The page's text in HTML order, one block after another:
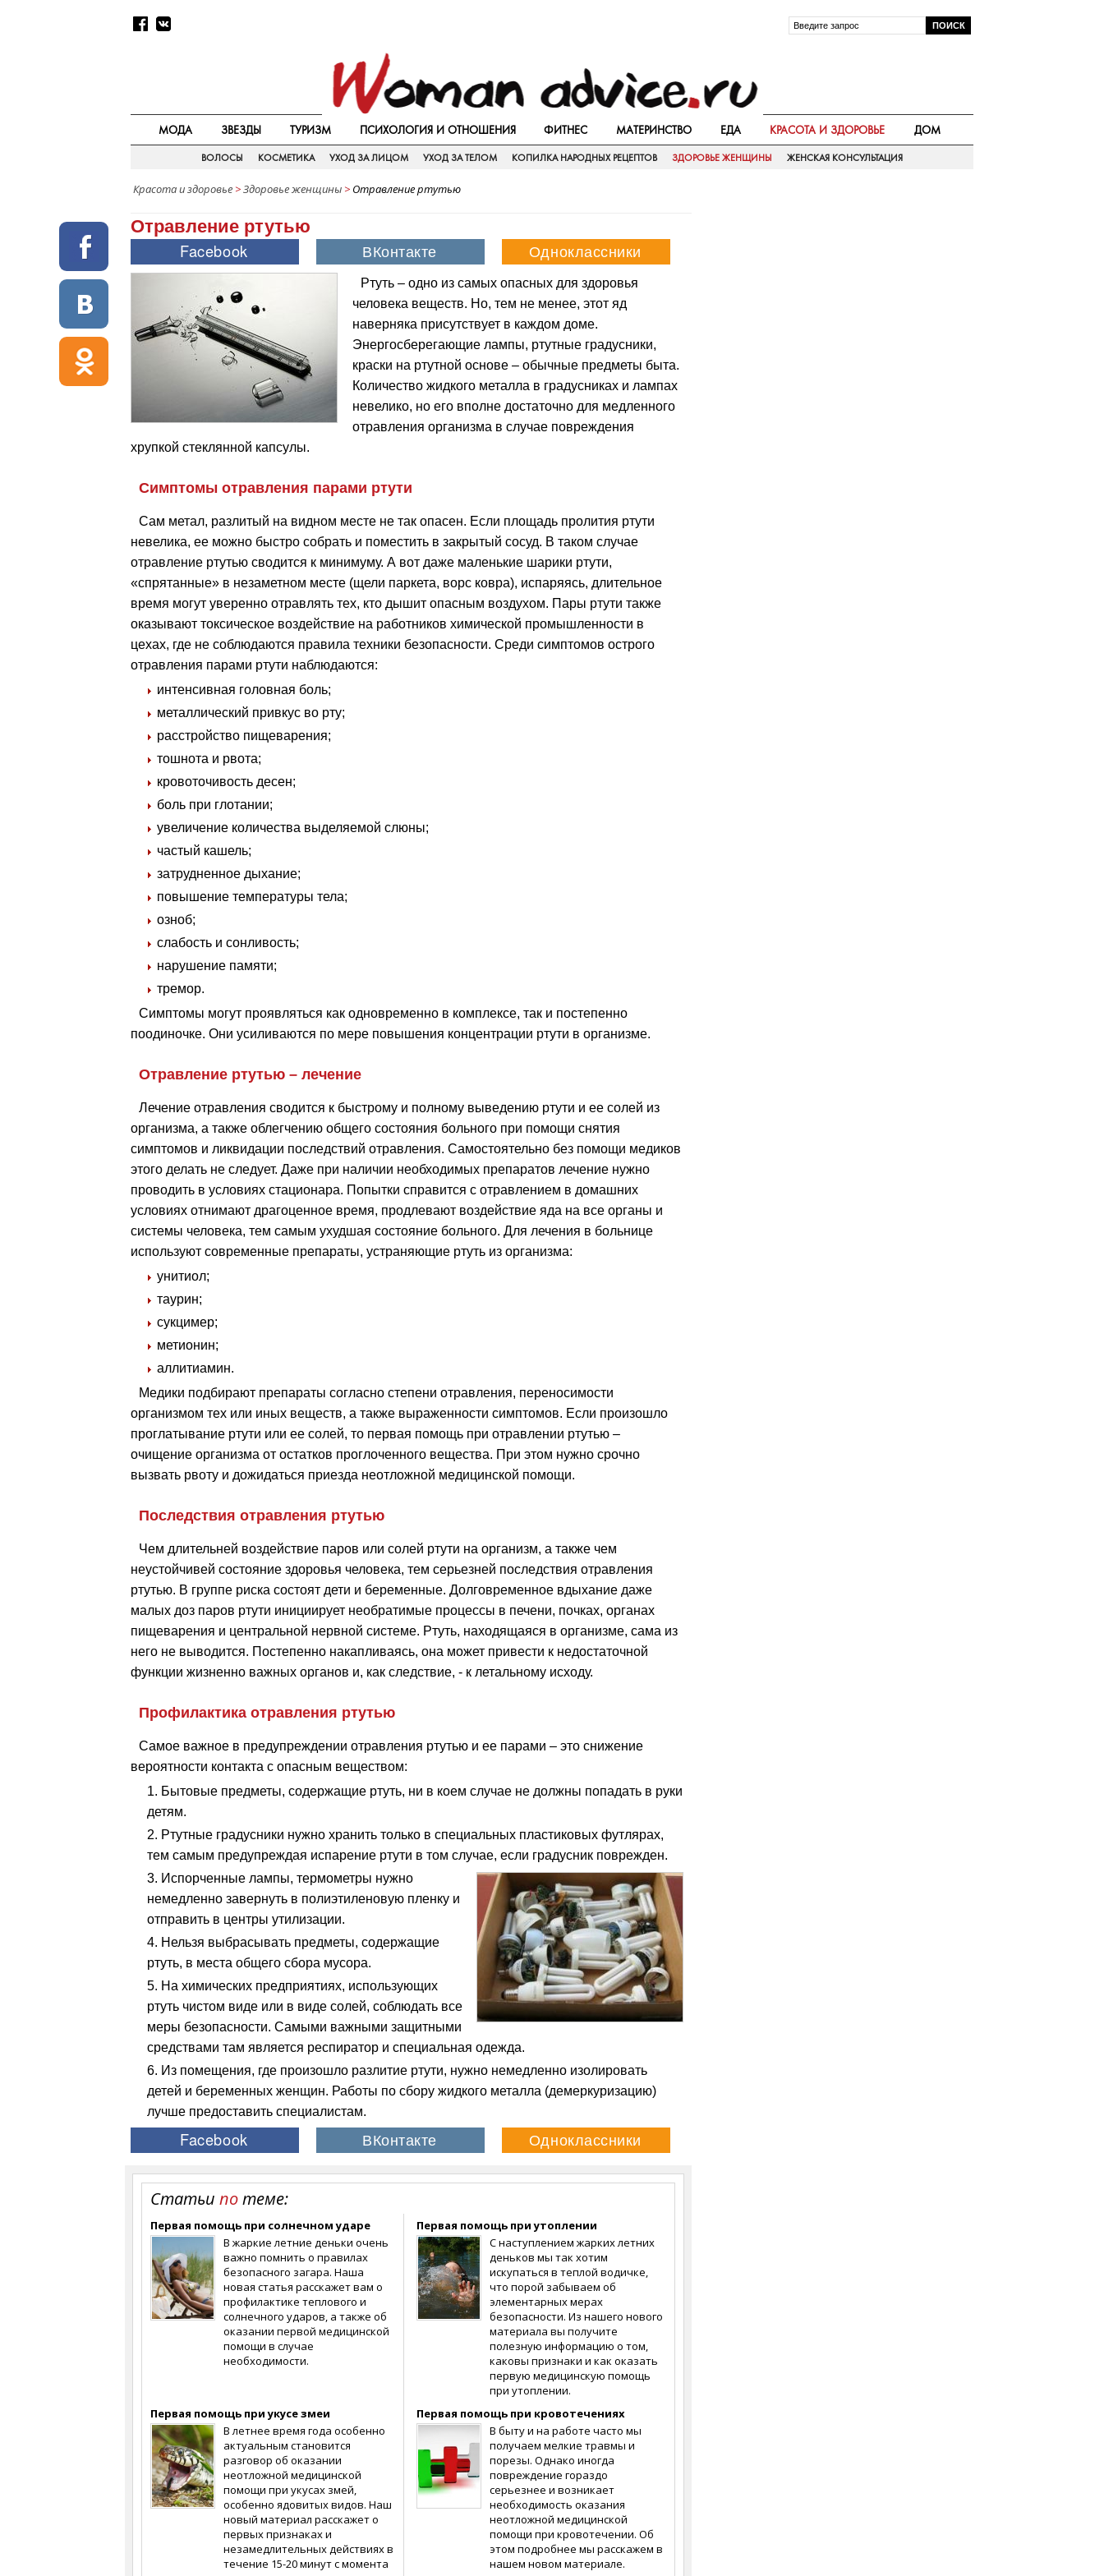
МОДА ЗВЕЗДЫ ТУРИЗМ ПСИХОЛОГИЯ И ОТНОШЕНИЯ ФИТНЕС МАТЕРИНСТВО ЕДА КРАСОТА И ЗДОРОВЬЕ ДОМ
ВОЛОСЫ КОСМЕТИКА УХОД ЗА ЛИЦОМ УХОД ЗА ТЕЛОМ КОПИЛКА НАРОДНЫХ РЕЦЕПТОВ ЗДОРОВЬЕ ЖЕНЩИНЫ ЖЕНСКАЯ КОНСУЛЬТАЦИЯ
Красота и здоровье >Здоровье женщины > Отравление ртутью
Отравление ртутью
Ртуть – одно из самых опасных для здоровья
человека веществ. Но, тем не менее, этот яд
наверняка присутствует в каждом доме.
Энергосберегающие лампы, ртутные градусники,
краски на ртутной основе – обычные предметы быта.
Количество жидкого металла в градусниках и лампах
невелико, но его вполне достаточно для медленного
отравления организма в случае повреждения
хрупкой стеклянной капсулы.
Симптомы отравления парами ртути
Сам метал, разлитый на видном месте не так опасен. Если площадь пролития ртути
невелика, ее можно быстро собрать и поместить в закрытый сосуд. В таком случае
отравление ртутью сводится к минимуму. А вот даже маленькие шарики ртути,
«спрятанные» в незаметном месте (щели паркета, ворс ковра), испаряясь, длительное
время могут уверенно отравлять тех, кто дышит опасным воздухом. Пары ртути также
оказывают токсическое воздействие на работников химической промышленности в
цехах, где не соблюдаются правила техники безопасности. Среди симптомов острого
отравления парами ртути наблюдаются:
интенсивная головная боль;
металлический привкус во рту;
расстройство пищеварения;
тошнота и рвота;
кровоточивость десен;
боль при глотании;
увеличение количества выделяемой слюны;
частый кашель;
затрудненное дыхание;
повышение температуры тела;
озноб;
слабость и сонливость;
нарушение памяти;
тремор.
Симптомы могут проявляться как одновременно в комплексе, так и постепенно
поодиночке. Они усиливаются по мере повышения концентрации ртути в организме.
Отравление ртутью – лечение
Лечение отравления сводится к быстрому и полному выведению ртути и ее солей из
организма, а также облегчению общего состояния больного при помощи снятия
симптомов и ликвидации последствий отравления. Самостоятельно без помощи медиков
этого делать не следует. Даже при наличии необходимых препаратов лечение нужно
проводить в условиях стационара. Попытки справится с отравлением в домашних
условиях отнимают драгоценное время, продлевают воздействие яда на все органы и
системы человека, тем самым ухудшая состояние больного. Для лечения в больнице
используют современные препараты, устраняющие ртуть из организма:
унитиол;
таурин;
сукцимер;
метионин;
аллитиамин.
Медики подбирают препараты согласно степени отравления, переносимости
организмом тех или иных веществ, а также выраженности симптомов. Если произошло
проглатывание ртути или ее солей, то первая помощь при отравлении ртутью –
очищение организма от остатков проглоченного вещества. При этом нужно срочно
вызвать рвоту и дожидаться приезда неотложной медицинской помощи.
Последствия отравления ртутью
Чем длительней воздействие паров или солей ртути на организм, а также чем
неустойчивей состояние здоровья человека, тем серьезней последствия отравления
ртутью. В группе риска состоят дети и беременные. Долговременное вдыхание даже
малых доз паров ртути инициирует необратимые процессы в печени, почках, органах
пищеварения и центральной нервной системе. Ртуть, находящаяся в организме, сама из
него не выводится. Постепенно накапливаясь, она может привести к недостаточной
функции жизненно важных органов и, как следствие, - к летальному исходу.
Профилактика отравления ртутью
Самое важное в предупреждении отравления ртутью и ее парами – это снижение
вероятности контакта с опасным веществом:
Бытовые предметы, содержащие ртуть, ни в коем случае не должны попадать в руки
детям.
Ртутные градусники нужно хранить только в специальных пластиковых футлярах,
тем самым предупреждая испарение ртути в том случае, если градусник поврежден.
Испорченные лампы, термометры нужно
немедленно завернуть в полиэтиленовую пленку и
отправить в центры утилизации.
Нельзя выбрасывать предметы, содержащие
ртуть, в места общего сбора мусора.
На химических предприятиях, использующих
ртуть чистом виде или в виде солей, соблюдать все
меры безопасности. Самыми важными защитными
средствами там является респиратор и специальная одежда.
Из помещения, где произошло разлитие ртути, нужно немедленно изолировать
детей и беременных женщин. Работы по сбору жидкого металла (демеркуризацию)
лучше предоставить специалистам.
Статьи потеме:
Первая помощь при солнечном ударе
В жаркие летние деньки очень
важно помнить о правилах
безопасного загара. Наша
новая статья расскажет вам о
профилактике теплового и
солнечного ударов, а также об
оказании первой медицинской
помощи в случае
необходимости.
Первая помощь при утоплении
С наступлением жарких летних
деньков мы так хотим
искупаться в теплой водичке,
что порой забываем об
элементарных мерах
безопасности. Из нашего нового
материала вы получите
полезную информацию о том,
каковы признаки и как оказать
первую медицинскую помощь
при утоплении.
Первая помощь при укусе змеи
В летнее время года особенно
актуальным становится
разговор об оказании
неотложной медицинской
помощи при укусах змей,
особенно ядовитых видов. Наш
новый материал расскажет о
первых признаках и
незамедлительных действиях в
течение 15-20 минут с момента
Первая помощь при кровотечениях
В быту и на работе часто мы
получаем мелкие травмы и
порезы. Однако иногда
повреждение гораздо
серьезнее и возникает
необходимость оказания
неотложной медицинской
помощи при кровотечении. Об
этом подробнее мы расскажем в
нашем новом материале.